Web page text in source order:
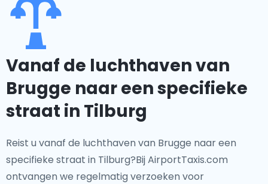
Vanaf de luchthaven van
Brugge naar een specifieke
straat in Tilburg
Reist u vanaf de luchthaven van Brugge naar een
specifieke straat in Tilburg?Bij AirportTaxis.com
ontvangen we regelmatig verzoeken voor